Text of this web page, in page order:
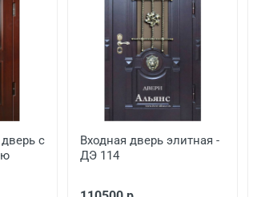
швов монтажной пеной
проема
работы
с
Входная дверь элитная -
ДЭ 114